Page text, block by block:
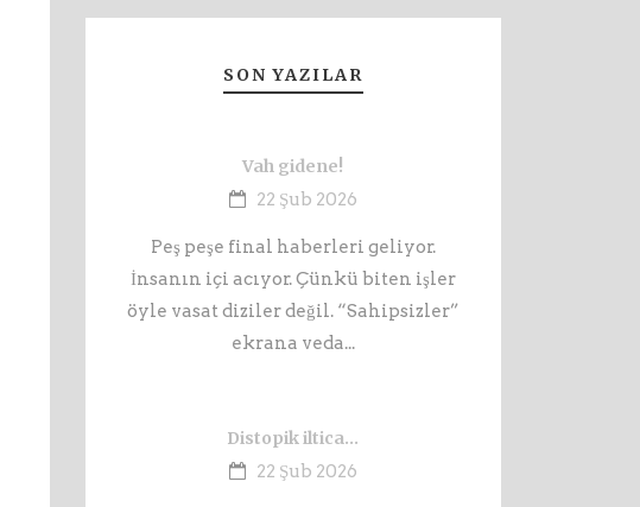
SON YAZILAR
Vah gidene!
22 Şub 2026
Peş peşe final haberleri geliyor.
İnsanın içi acıyor. Çünkü biten işler
öyle vasat diziler değil. “Sahipsizler”
ekrana veda...
Distopik iltica…
22 Şub 2026